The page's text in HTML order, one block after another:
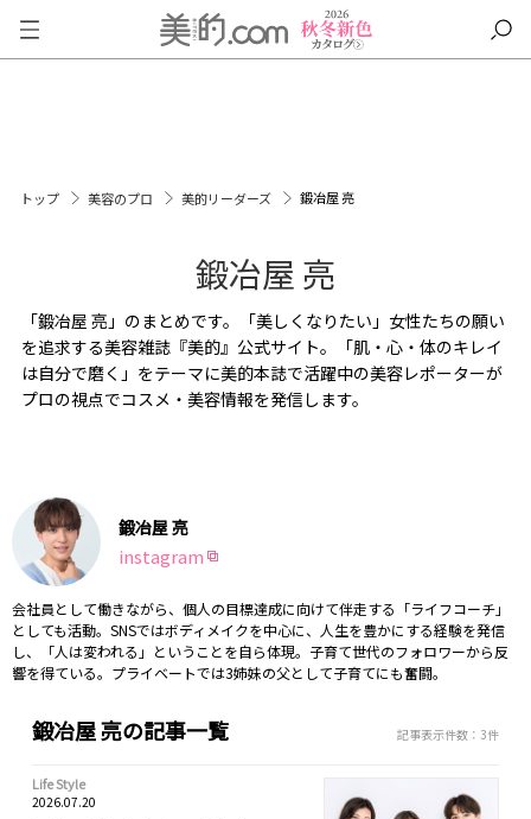
トップ 美容のプロ 美的リーダーズ 鍛冶屋 亮
鍛冶屋 亮
「鍛冶屋 亮」のまとめです。「美しくなりたい」女性たちの願い
を追求する美容雑誌『美的』公式サイト。「肌・心・体のキレイ
は自分で磨く」をテーマに美的本誌で活躍中の美容レポーターが
プロの視点でコスメ・美容情報を発信します。
鍛冶屋 亮
instagram
会社員として働きながら、個人の目標達成に向けて伴走する「ライフコーチ」
としても活動。SNSではボディメイクを中心に、人生を豊かにする経験を発信
し、「人は変われる」ということを自ら体現。子育て世代のフォロワーから反
響を得ている。プライベートでは3姉妹の父として子育てにも奮闘。
鍛冶屋 亮の記事一覧 記事表示件数：3件
Life Style
2026.07.20